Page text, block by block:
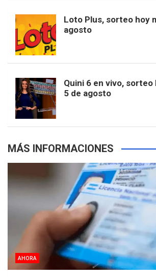
k
e
r
b
Loto Plus, sorteo hoy
agosto
Quini 6 en vivo,
5 de agosto
MÁS INFORMACIONES
AHORA